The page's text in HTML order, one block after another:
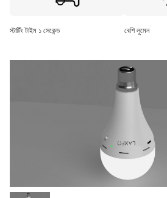
স্টার্টিং টাইম ১ সেকেন্ড বেশি লুমেন